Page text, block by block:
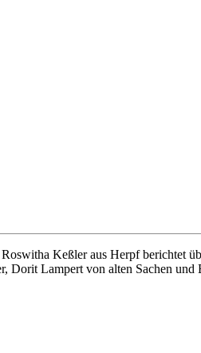
Keßler aus Herpf berichtet
Dorit Lampert von alten Sachen